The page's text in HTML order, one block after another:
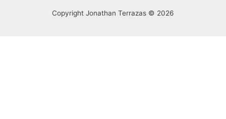
Copyright Jonathan Terrazas © 2026